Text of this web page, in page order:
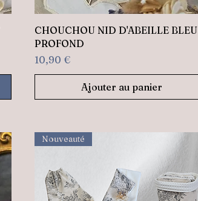
Aperçu rapide
CHOUCHOU NID D'ABEILLE BLEU
PROFOND
Prix
10,90 €
Ajouter au panier
Nouveauté